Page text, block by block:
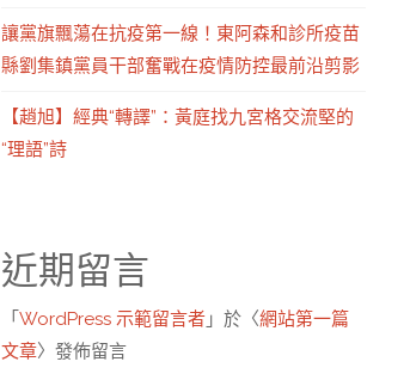
讓黨旗飄蕩在抗疫第一線！東阿森和診所疫苗
縣劉集鎮黨員干部奮戰在疫情防控最前沿剪影
【趙旭】經典“轉譯”：黃庭找九宮格交流堅的
“理語”詩
近期留言
「 WordPress 示範留言者 」於〈網站第一篇
文章〉發佈留言